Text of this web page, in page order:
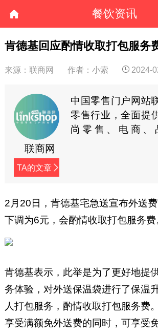
餐饮资讯
肯德基回应酌情收取打包服务
来源：联商网 作者：小索 2024-
联商网
TA的文章
中国零售门户网站
零售行业，全面提
尚零售、电商、
2月20日，肯德基宅急送宣布外送
下调为6元，会酌情收取打包服务费
肯德基表示，此举是为了更好地提
务体验，对外送保温袋进行了保温
人打包服务，酌情收取打包服务费
享受满额免外送费的同时，可享受